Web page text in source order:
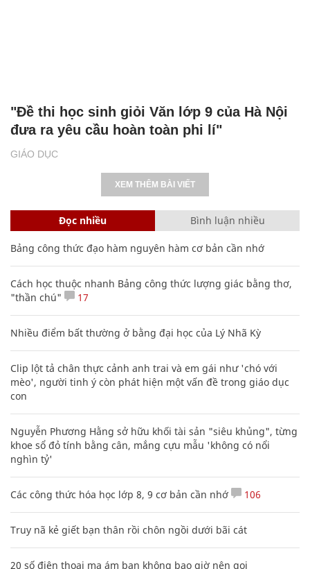
GIÁO DỤC
"Đề thi học sinh giỏi Văn lớp 9 của Hà Nội
đưa ra yêu cầu hoàn toàn phi lí"
XEM THÊM BÀI VIẾT
Đọc nhiều Bình luận nhiều
Bảng công thức đạo hàm nguyên hàm cơ bản cần nhớ
Cách học thuộc nhanh Bảng công thức lượng giác bằng thơ,
"thần chú"
17
Nhiều điểm bất thường ở bằng đại học của Lý Nhã Kỳ
Clip lột tả chân thực cảnh anh trai và em gái như 'chó với
mèo', người tinh ý còn phát hiện một vấn đề trong giáo dục
con
Nguyễn Phương Hằng sở hữu khối tài sản "siêu khủng", từng
khoe sổ đỏ tính bằng cân, mắng cựu mẫu 'không có nổi
nghìn tỷ'
Các công thức hóa học lớp 8, 9 cơ bản cần nhớ 106
Truy nã kẻ giết bạn thân rồi chôn ngồi dưới bãi cát
20 số điện thoại ma ám bạn không bao giờ nên gọi